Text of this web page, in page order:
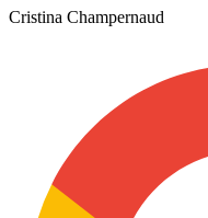
Cristina Champernaud